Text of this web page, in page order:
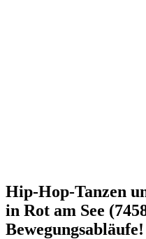
Hip-Hop-Tanzen
in Rot am See
Bewegungsabläufe!